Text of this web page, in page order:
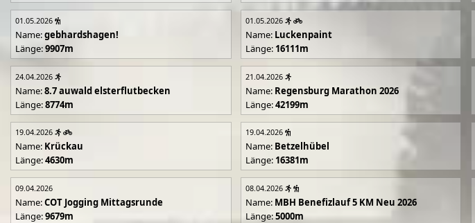
01.05.2026
Name:gebhardshagen!
Länge:9907m
01.05.2026
Name: Luckenpaint
Länge: 16111m
24.04.2026
Name:8.7 auwald elsterflutbecken
Länge:8774m
21.04.2026
Name: Regensburg Marathon 2026
Länge:42199m
19.04.2026
Name: Krückau
Länge:4630m
19.04.2026
Name: Betzelhübel
Länge: 16381m
09.04.2026
Name:COT Jogging Mittagsrunde
Länge:9679m
08.04.2026
Name: MBH Benefizlauf 5 KM Neu 2026
Länge:5000m